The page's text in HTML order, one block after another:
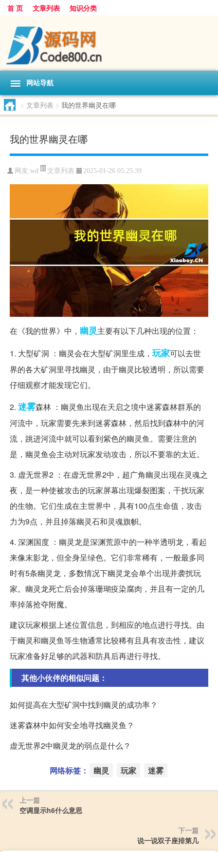
首 页 文章列表 知识分类
网站导航
> 文章列表 > 我的世界幽灵在哪
我的世界幽灵在哪
网友:wd 文章列表 2025-01-26 05:25:39
在《我的世界》中， 幽灵主要有以下几种出现的位置：
1. 大型矿洞 ：幽灵会在大型矿洞里生成， 玩家可以去世
界的各大矿洞里寻找幽灵，由于幽灵比较透明，所以需要
仔细观察才能发现它们。
2. 迷雾森林 ：幽灵鱼出现在天启之境中迷雾森林群系的
河流中，玩家需要先来到迷雾森林，然后找到森林中的河
流，跳进河流中就可以看到紫色的幽灵鱼。需要注意的
是，幽灵鱼会主动对玩家发动攻击，所以不要靠的太近。
3. 虚无世界2 ：在虚无世界2中，超广角幽灵出现在灵魂之
夜，是一种使被攻击的玩家屏幕出现爆裂图案，干扰玩家
的生物。它们生成在主世界中，具有100点生命值，攻击
力为9点，并且掉落幽灵石和灵魂旗帜。
4. 深渊国度 ：幽灵龙是深渊荒原中的一种半透明龙，看起
来像末影龙，但全身呈绿色。它们非常稀有，一般最多同
时有5条幽灵龙，多数情况下幽灵龙会单个出现并袭扰玩
家。幽灵龙死亡后会掉落珊瑚疫染腐肉，并且有一定的几
率掉落抢夺附魔。
建议玩家根据上述位置信息，到相应的地点进行寻找。由
于幽灵和幽灵鱼等生物通常比较稀有且具有攻击性，建议
玩家准备好足够的武器和防具后再进行寻找。
其他小伙伴的相似问题：
如何提高在大型矿洞中找到幽灵的成功率？
迷雾森林中如何安全地寻找幽灵鱼？
虚无世界2中幽灵龙的弱点是什么？
网络标签： 幽灵 玩家 迷雾
上一篇
空调显示h6什么意思
下一篇
说一说双子座排第几